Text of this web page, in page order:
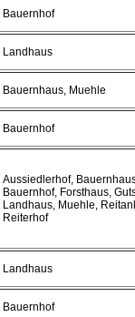
Bauernhof
Landhaus
Bauernhaus, Muehle
Bauernhof
Aussiedlerhof,
Bauernhof, Forsthaus,
Landhaus, Muehle,
Reiterhof
Landhaus
Bauernhof